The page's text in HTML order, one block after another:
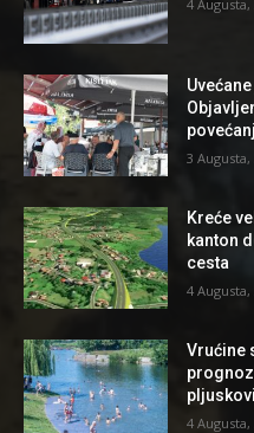
4 Augusta,
3 Augusta,
Kreće
kanton
cesta
4 Augusta,
Vrućine
4 Augusta,